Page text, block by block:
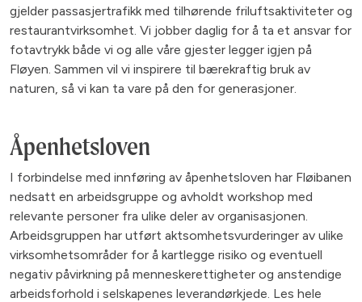
gjelder passasjertrafikk med tilhørende friluftsaktiviteter og
restaurantvirksomhet. Vi jobber daglig for å ta et ansvar for
fotavtrykk både vi og alle våre gjester legger igjen på
Fløyen. Sammen vil vi inspirere til bærekraftig bruk av
naturen, så vi kan ta vare på den for generasjoner.
Åpenhetsloven
I forbindelse med innføring av åpenhetsloven har Fløibanen
nedsatt en arbeidsgruppe og avholdt workshop med
relevante personer fra ulike deler av organisasjonen.
Arbeidsgruppen har utført aktsomhetsvurderinger av ulike
virksomhetsområder for å kartlegge risiko og eventuell
negativ påvirkning på menneskerettigheter og anstendige
arbeidsforhold i selskapenes leverandørkjede. Les hele